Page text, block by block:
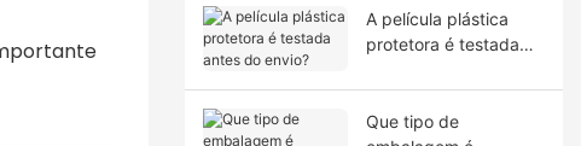
A película plástica
protetora é testada
Que tipo de